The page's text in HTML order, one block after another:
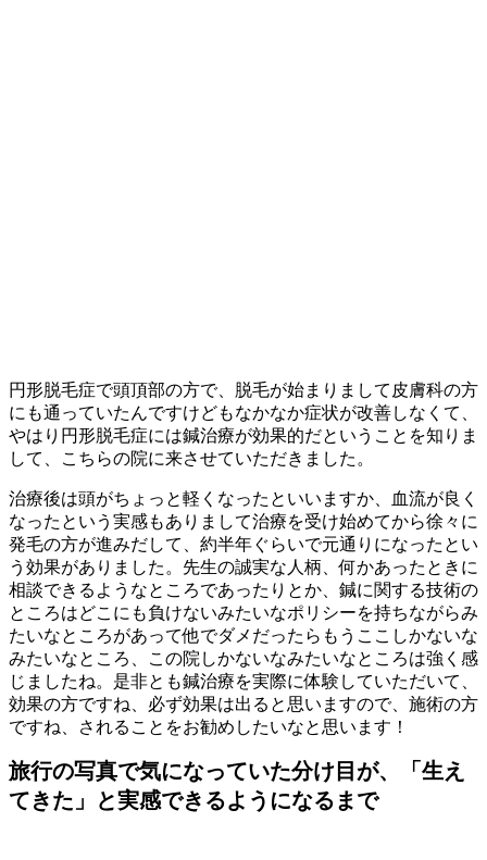
円形脱毛症で頭頂部の方で、脱毛が始まりまして皮膚科の方
にも通っていたんですけどもなかなか症状が改善しなくて、
やはり円形脱毛症には鍼治療が効果的だということを知りま
して、こちらの院に来させていただきました。
治療後は頭がちょっと軽くなったといいますか、血流が良く
なったという実感もありまして治療を受け始めてから徐々に
発毛の方が進みだして、約半年ぐらいで元通りになったとい
う効果がありました。先生の誠実な人柄、何かあったときに
相談できるようなところであったりとか、鍼に関する技術の
ところはどこにも負けないみたいなポリシーを持ちながらみ
たいなところがあって他でダメだったらもうここしかないな
みたいなところ、この院しかないなみたいなところは強く感
じましたね。是非とも鍼治療を実際に体験していただいて、
効果の方ですね、必ず効果は出ると思いますので、施術の方
ですね、されることをお勧めしたいなと思います！
旅行の写真で気になっていた分け目が、「生え
てきた」と実感できるようになるまで